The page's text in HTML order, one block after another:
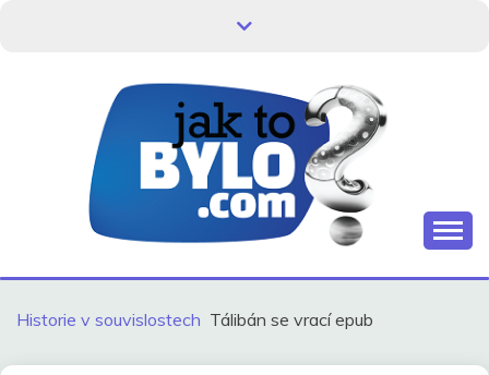
HISTORIE V
SOUVISLOSTECH
Historie v souvislostech Tálibán se vrací epub